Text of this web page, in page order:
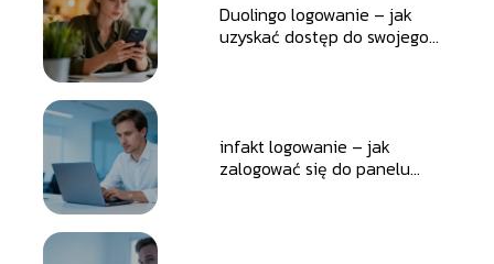
Duolingo logowanie – jak
uzyskać dostęp do swojego
infakt logowanie – jak
zalogować się do panelu